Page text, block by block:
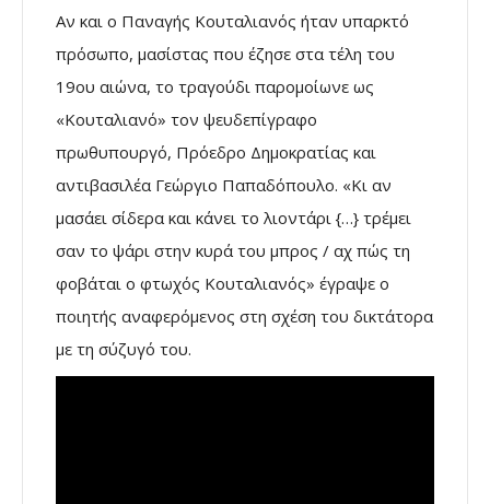
Αν και ο Παναγής Κουταλιανός ήταν υπαρκτό
πρόσωπο, μασίστας που έζησε στα τέλη του
19ου αιώνα, το τραγούδι παρομοίωνε ως
«Κουταλιανό» τον ψευδεπίγραφο
πρωθυπουργό, Πρόεδρο Δημοκρατίας και
αντιβασιλέα Γεώργιο Παπαδόπουλο. «Κι αν
μασάει σίδερα και κάνει το λιοντάρι {…} τρέμει
σαν το ψάρι στην κυρά του μπρος / αχ πώς τη
φοβάται ο φτωχός Κουταλιανός» έγραψε ο
ποιητής αναφερόμενος στη σχέση του δικτάτορα
με τη σύζυγό του.